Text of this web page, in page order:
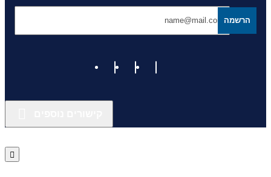
הרשמה